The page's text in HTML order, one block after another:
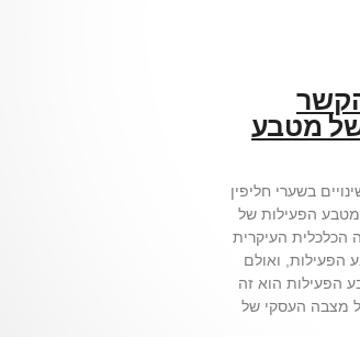
של מטבע
מס' 21, העוסק בהשפעות השינויים בשערי חליפין
הפעילות של
הכלכלית העיקרית
הפעילות, ואולם
הפעילות הוא זה
מצבה העסקי של